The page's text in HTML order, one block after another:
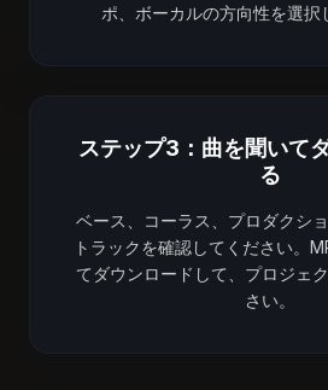
ポ、ボーカルの方向性を選択
ステップ3：曲を聞いて
る
ベース、コーラス、プロダクシ
トラックを確認してください。
てダウンロードして、プロジェ
さい。